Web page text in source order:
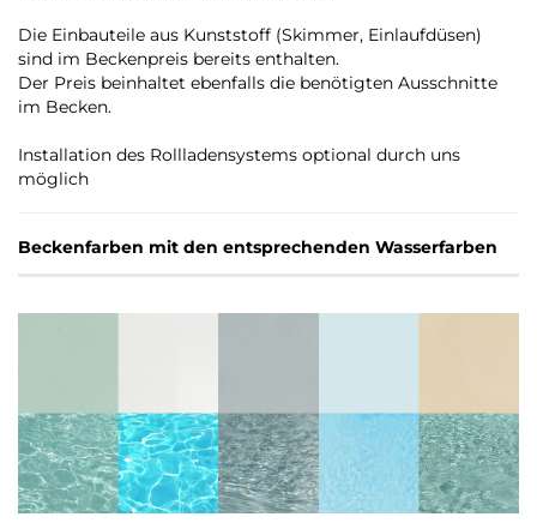
Die Einbauteile aus Kunststoff (Skimmer, Einlaufdüsen)
sind im Beckenpreis bereits enthalten.
Der Preis beinhaltet ebenfalls die benötigten Ausschnitte
im Becken.
Installation des Rollladensystems optional durch uns
möglich
Beckenfarben mit den entsprechenden Wasserfarben